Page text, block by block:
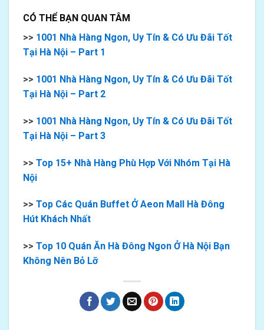
CÓ THỂ BẠN QUAN TÂM
>> 1001 Nhà Hàng Ngon, Uy Tín & Có Ưu Đãi Tốt
Tại Hà Nội – Part 1
>> 1001 Nhà Hàng Ngon, Uy Tín & Có Ưu Đãi Tốt
Tại Hà Nội – Part 2
>> 1001 Nhà Hàng Ngon, Uy Tín & Có Ưu Đãi Tốt
Tại Hà Nội – Part 3
>> Top 15+ Nhà Hàng Phù Hợp Với Nhóm Tại Hà
Nội
>> Top Các Quán Buffet Ở Aeon Mall Hà Đông
Hút Khách Nhất
>> Top 10 Quán Ăn Hà Đông Ngon Ở Hà Nội Bạn
Không Nên Bỏ Lỡ